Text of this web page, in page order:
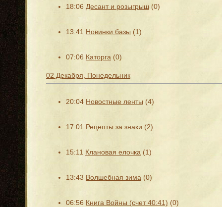
18:06 Десант и розыгрыш (0)
13:41 Новинки базы (1)
07:06 Каторга (0)
02 Декабря, Понедельник
20:04 Новостные ленты (4)
17:01 Рецепты за знаки (2)
15:11 Клановая елочка (1)
13:43 Волшебная зима (0)
06:56 Книга Войны (счет 40:41) (0)